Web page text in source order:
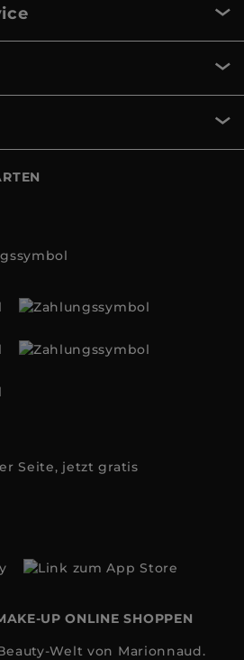
Seite, jetzt gratis
UP ONLINE SHOPPEN
Welt von Marionnaud.